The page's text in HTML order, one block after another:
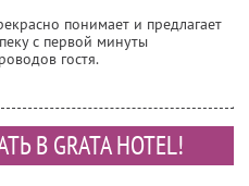
понимает и предлагает
с первой минуты
гостя.
В GRATA HOTEL!